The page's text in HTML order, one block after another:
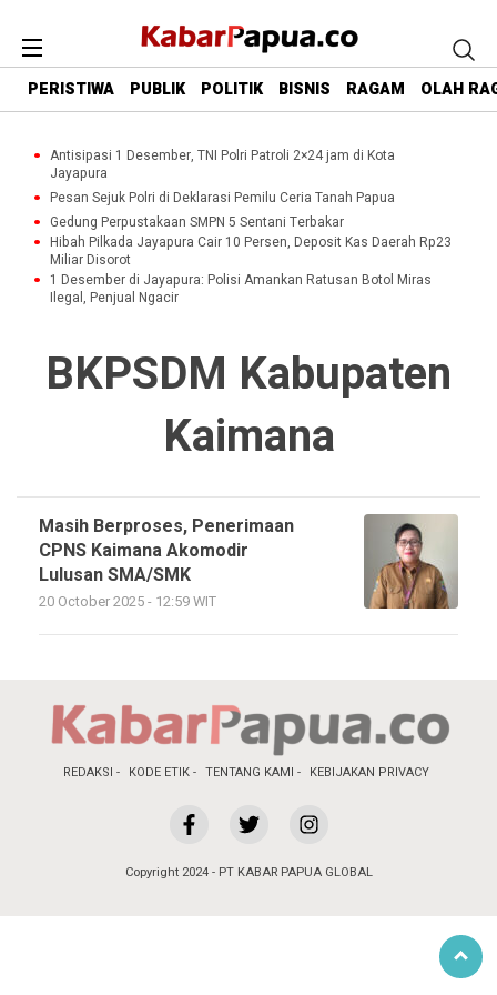
PERISTIWA PUBLIK POLITIK BISNIS RAGAM OLAH
Antisipasi 1 Desember, TNI Polri Patroli 2×24 jam di Kota
Jayapura
Pesan Sejuk Polri di Deklarasi Pemilu Ceria Tanah Papua
Gedung Perpustakaan SMPN 5 Sentani Terbakar
Hibah Pilkada Jayapura Cair 10 Persen, Deposit Kas Daerah Rp23
Miliar Disorot
1 Desember di Jayapura: Polisi Amankan Ratusan Botol Miras
Ilegal, Penjual Ngacir
BKPSDM Kabupaten
Kaimana
Masih Berproses, Penerimaan
CPNS Kaimana Akomodir
Lulusan SMA/SMK
20 October 2025 - 12:59 WIT
REDAKSI KODE ETIK TENTANG KAMI KEBIJAKAN PRIVACY
Copyright 2024 - PT KABAR PAPUA GLOBAL